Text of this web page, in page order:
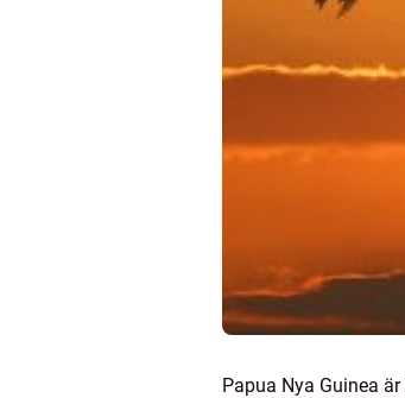
Papua Nya Guinea